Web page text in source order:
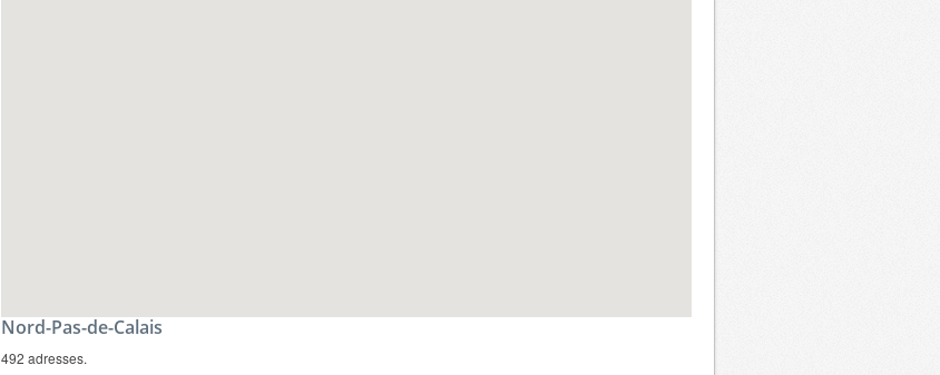
Nord-Pas-de-Calais
492 adresses.